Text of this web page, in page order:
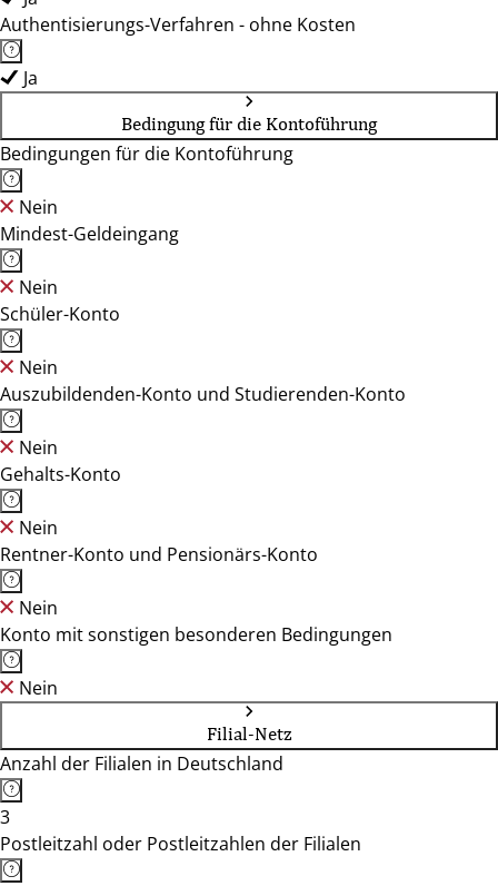
Authentisierungs-Verfahren - ohne Kosten
Ja
Bedingung für die Kontoführung
Bedingungen für die Kontoführung
Nein
Mindest-Geldeingang
Nein
Schüler-Konto
Nein
Auszubildenden-Konto und Studierenden-Konto
Nein
Gehalts-Konto
Nein
Rentner-Konto und Pensionärs-Konto
Nein
Konto mit sonstigen besonderen Bedingungen
Nein
Filial-Netz
Anzahl der Filialen in Deutschland
3
Postleitzahl oder Postleitzahlen der Filialen